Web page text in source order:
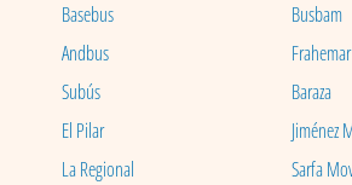
Basebus
Busbam
Andbus
Frahemar
Subús
Baraza
El Pilar
Jiménez
La Regional
Sarfa